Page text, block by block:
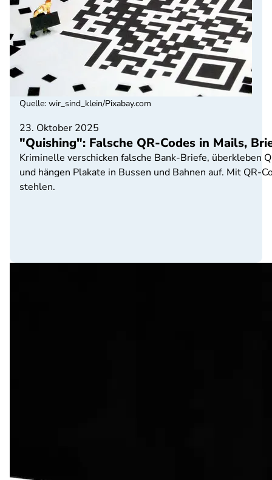
23. Oktober 2025
"Quishing": Falsche QR-Codes in Mails,
Kriminelle verschicken falsche Bank-Briefe, überkleben
und hängen Plakate in Bussen und Bahnen auf. Mit
stehlen.
Quelle: wir_sind_klein/Pixabay.com